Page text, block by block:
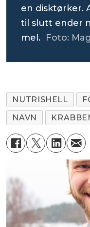
en disktørker.
til slutt ender
mel. Foto:
NUTRISHELL
NAVN